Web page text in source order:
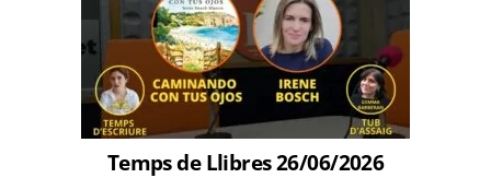
Temps de Llibres 26/06/2026